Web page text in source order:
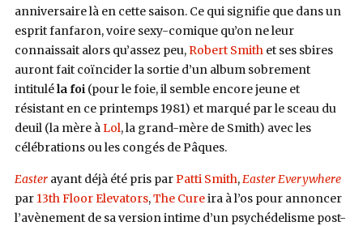
anniversaire là en cette saison. Ce qui signifie que dans un
esprit fanfaron, voire sexy-comique qu’on ne leur
connaissait alors qu’assez peu,Robert Smithet ses sbires
auront fait coïncider la sortie d’un album sobrement
intituléla foi (pour le foie, il semble encore jeune et
résistant en ce printemps 1981) et marqué par le sceau du
deuil (la mère àLol, la grand-mère de Smith) avec les
célébrations ou les congés de Pâques.
Easterayant déjà été pris par Patti Smith, Easter Everywhere
par 13th Floor Elevators,The Cureira à l’os pour annoncer
l’avènement de sa version intime d’un psychédelisme post-